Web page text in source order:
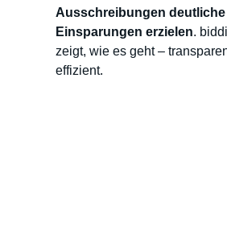
Ausschreibungen deutliche
Einsparungen erzielen.
zeigt, wie es geht –
effizient.